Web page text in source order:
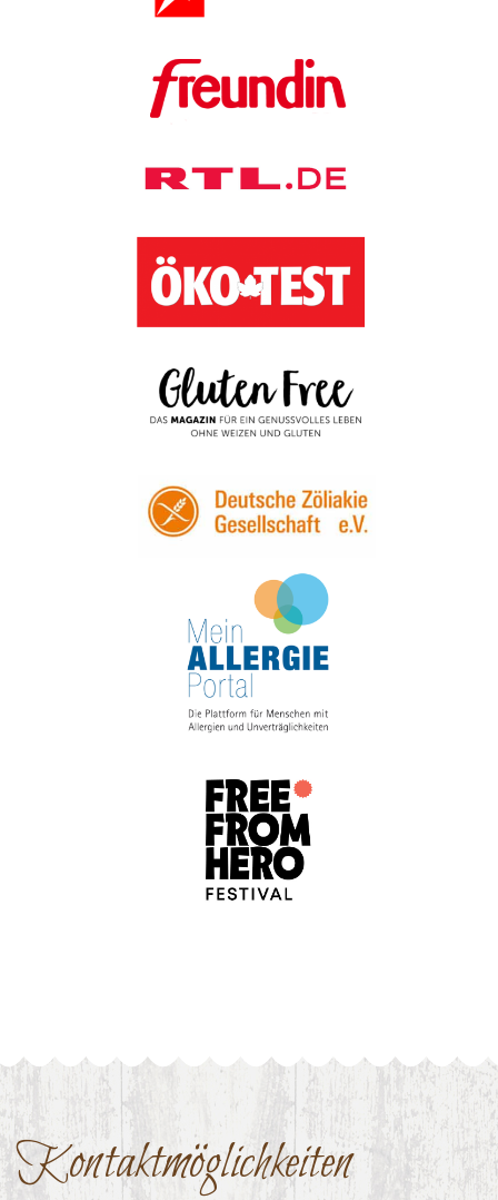
Kontaktmöglichkeiten